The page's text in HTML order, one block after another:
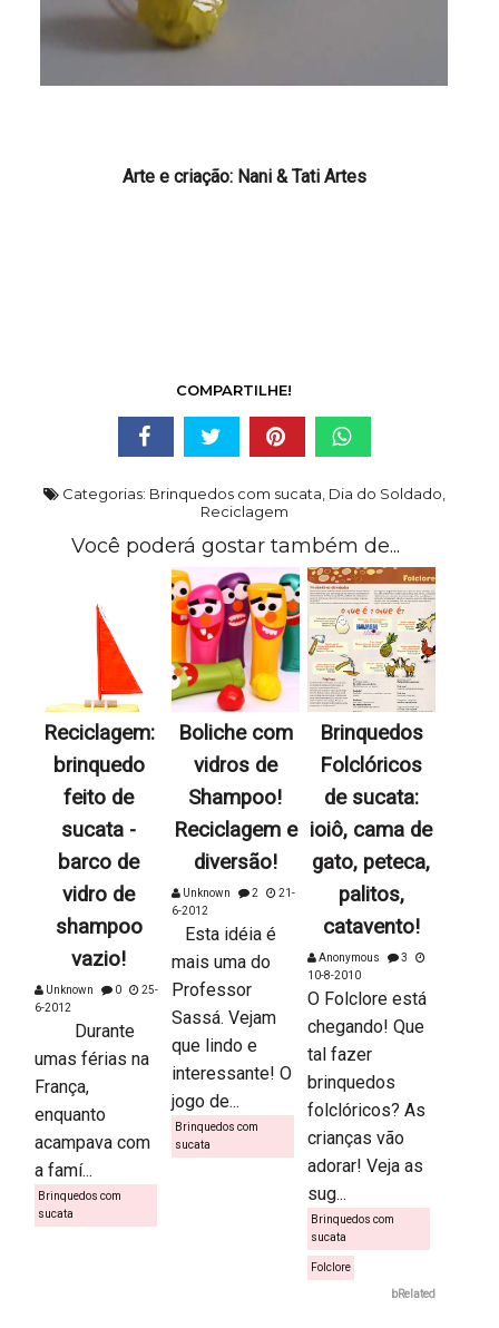
Arte e criação: Nani & Tati Artes
COMPARTILHE!
Categorias: Brinquedos com sucata Dia do Soldado
Reciclagem
Você poderá gostar também de...
Reciclagem:
brinquedo
feito de
sucata -
barco de
vidro de
shampoo
vazio!
Unknown 0
25-
6-2012
Durante
umas férias na
França,
enquanto
acampava com
a famí...
Brinquedos com
sucata
Boliche com
vidros de
Shampoo!
Reciclagem e
diversão!
Unknown 2
21-
6-2012
Esta idéia é
mais uma do
Professor
Sassá. Vejam
que lindo e
interessante! O
jogo de...
Brinquedos com
sucata
Brinquedos
Folclóricos
de sucata:
ioiô, cama de
gato, peteca,
palitos,
catavento!
Anonymous
3
10-8-2010
O Folclore está
chegando! Que
tal fazer
brinquedos
folclóricos? As
crianças vão
adorar! Veja as
sug...
Brinquedos com
sucata
Folclore
bRelated